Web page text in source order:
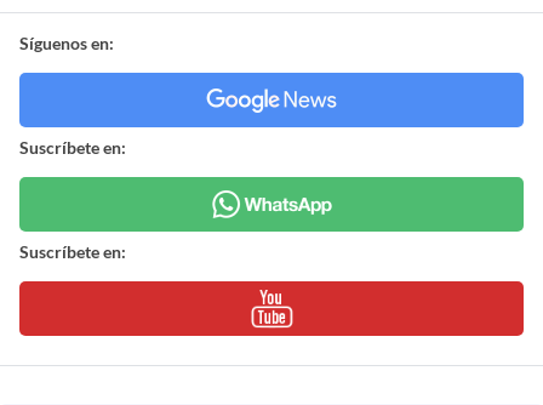
Síguenos en:
Suscríbete en:
Suscríbete en: